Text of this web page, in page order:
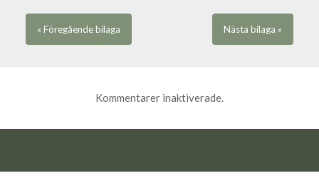
« Föregåendebilaga Nästa bilaga »
Kommentarer inaktiverade.